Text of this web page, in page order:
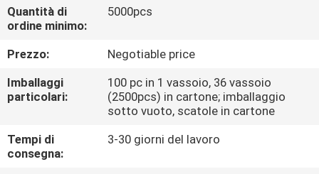
CONTROLLO
DI
QUALITÀ
Quantità di
ordine minimo:
5000pcs
Prezzo:
Negotiable price
Imballaggi
particolari:
100 pc in 1 vassoio, 36 vassoio
(2500pcs) in cartone; imballaggio
sotto vuoto, scatole in cartone
Tempi di
consegna:
3-30 giorni del lavoro